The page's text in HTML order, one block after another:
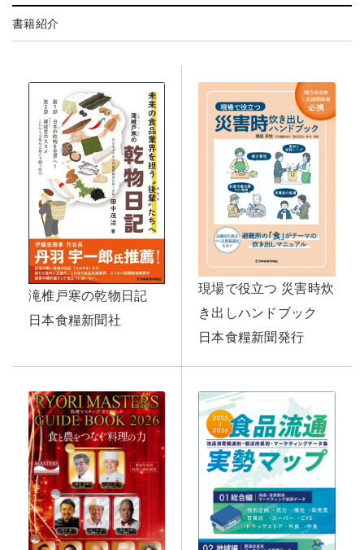
書籍紹介
滝椎戸寒の乾物日記
日本食糧新聞社
現場で役立つ 災害時炊
き出しハンドブック
日本食糧新聞発行